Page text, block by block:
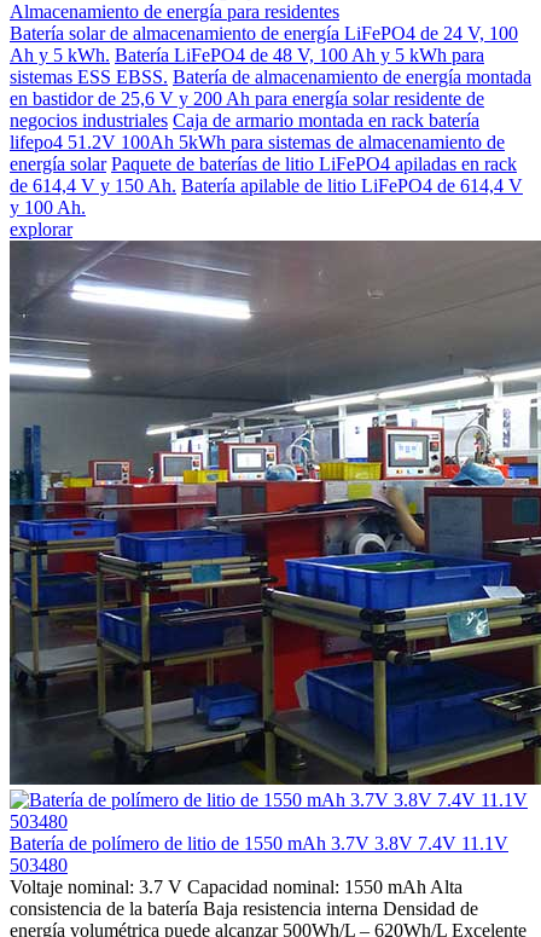
Almacenamiento de energía para residentes
Batería solar de almacenamiento de energía LiFePO4 de 24 V, 100
Ah y 5 kWh. Batería LiFePO4 de 48 V, 100 Ah y 5 kWh para
sistemas ESS EBSS. Batería de almacenamiento de energía montada
en bastidor de 25,6 V y 200 Ah para energía solar residente de
negocios industriales Caja de armario montada en rack batería
lifepo4 51.2V 100Ah 5kWh para sistemas de almacenamiento de
energía solar Paquete de baterías de litio LiFePO4 apiladas en rack
de 614,4 V y 150 Ah. Batería apilable de litio LiFePO4 de 614,4 V
y 100 Ah.
explorar
Batería de polímero de litio de 1550 mAh 3.7V 3.8V 7.4V 11.1V
503480
Voltaje nominal: 3.7 V Capacidad nominal: 1550 mAh Alta
consistencia de la batería Baja resistencia interna Densidad de
energía volumétrica puede alcanzar 500Wh/L – 620Wh/L Excelente